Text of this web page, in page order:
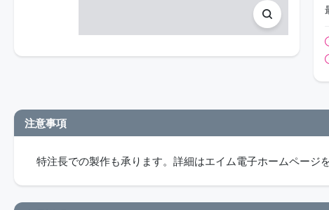
注意事項
特注長での製作も承ります。詳細はエイム電子ホームページを